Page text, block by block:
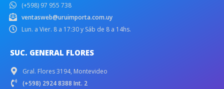
(+598) 97 955 738
ventasweb@uruimporta.com.uy
Lun. a Vier. 8 a 17:30 y Sáb de 8 a 14hs.
SUC. GENERAL FLORES
Gral. Flores 3194, Montevideo
(+598) 2924 8388 Int. 2